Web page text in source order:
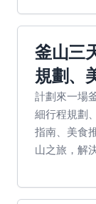
釜山三
規劃、
計劃來一場
細行程規劃
指南、美食
山之旅，解